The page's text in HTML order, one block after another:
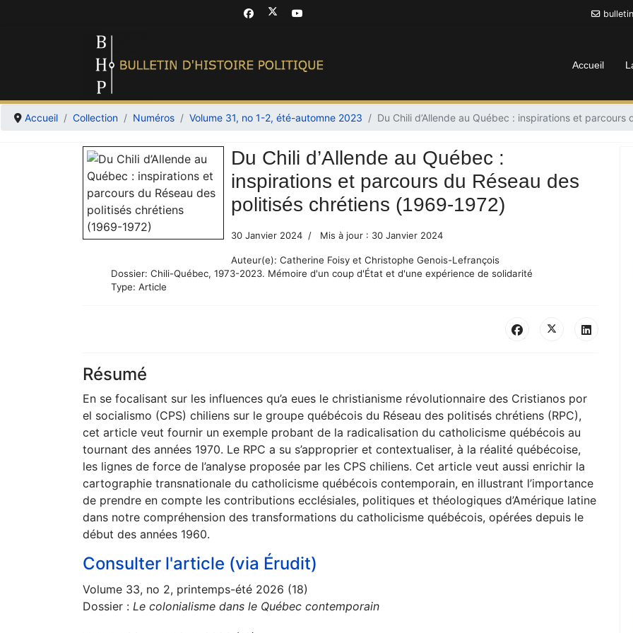
Accueil
Accueil Collection Numéros Volume 31, no 1-2, été-automne 2023 Du Chili d’Allende au Québec : inspirations et
Du Chili d’Allende au Québec :
inspirations et parcours du Réseau des
politisés chrétiens (1969-1972)
30 Janvier 2024 Mis à jour : 30 Janvier 2024
Auteur(e): Catherine Foisy et Christophe Genois-Lefrançois
Dossier: Chili-Québec, 1973-2023. Mémoire d'un coup d'État et d'une expérience de solidarité
Type: Article
Résumé
En se focalisant sur les influences qu’a eues le christianisme révolutionnaire des Cristianos por
el socialismo (CPS) chiliens sur le groupe québécois du Réseau des politisés chrétiens (RPC),
cet article veut fournir un exemple probant de la radicalisation du catholicisme québécois au
tournant des années 1970. Le RPC a su s’approprier et contextualiser, à la réalité québécoise,
les lignes de force de l’analyse proposée par les CPS chiliens. Cet article veut aussi enrichir la
cartographie transnationale du catholicisme québécois contemporain, en illustrant l’importance
de prendre en compte les contributions ecclésiales, politiques et théologiques d’Amérique latine
dans notre compréhension des transformations du catholicisme québécois, opérées depuis le
début des années 1960.
Consulter l'article (via Érudit)
Volume 33, no 2, printemps-été 2026 (18)
Dossier : Le colonialisme dans le Québec contemporain